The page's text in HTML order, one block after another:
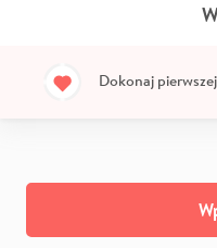
Dokonaj